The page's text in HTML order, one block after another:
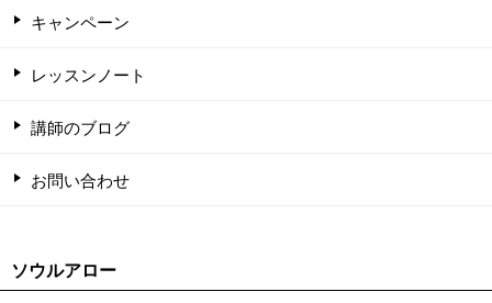
キャンペーン
レッスンノート
講師のブログ
お問い合わせ
ソウルアロー